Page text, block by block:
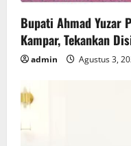
Bupati Ahmad Yuzar
Kampar, Tekankan
admin Agustus 3,